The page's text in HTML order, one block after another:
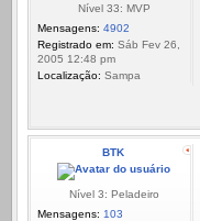
Nível 33: MVP
Mensagens: 4902
Registrado em: Sáb Fev 26,
2005 12:48 pm
Localização: Sampa
BTK
Nível 3: Peladeiro
Mensagens: 103